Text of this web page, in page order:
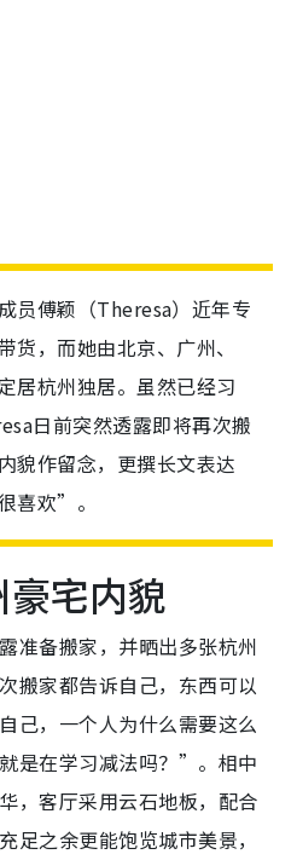
员傅颖（Theresa）近年专
货，而她由北京、广州、
居杭州独居。虽然已经习
日前突然透露即将再次搬
貌作留念，更撰长文表达
喜欢”。
宅内貌
准备搬家，并晒出多张杭州
搬家都告诉自己，东西可以
己，一个人为什么需要这么
是在学习减法吗？”。相中
，客厅采用云石地板，配合
足之余更能饱览城市美景，